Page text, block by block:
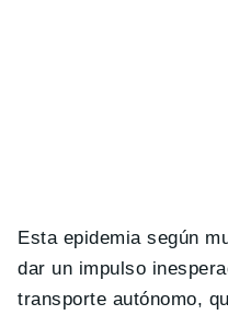
Esta epidemia según
dar un impulso
transporte autónomo,